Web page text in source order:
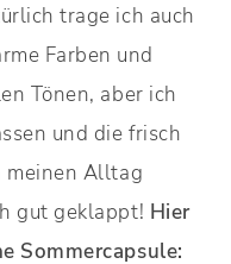
trage ich auch
Farben und
Tönen, aber ich
und die frisch
meinen Alltag
gut geklappt! Hier
Sommercapsule: